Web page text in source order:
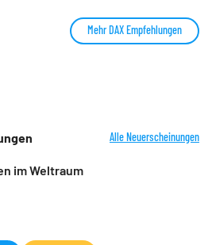
Mehr DAX Empfehlungen
Alle Neuerscheinungen
im Weltraum